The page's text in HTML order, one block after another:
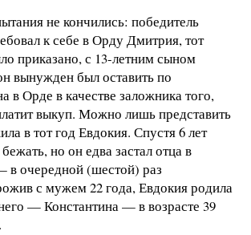
не кончились: победитель
к себе в Орду Дмитрия, тот
приказано, с 13-летним сыном
вынужден был оставить по
в Орде в качестве заложника того,
выкуп. Можно лишь представить
в тот год Евдокия. Спустя 6 лет
но он едва застал отца в
очередной (шестой) раз
с мужем 22 года, Евдокия родила
— Константина — в возрасте 39